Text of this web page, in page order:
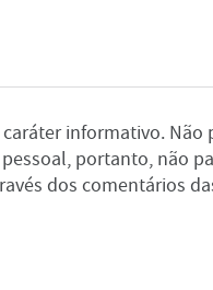
informativo. Não
portanto, não
dos comentários